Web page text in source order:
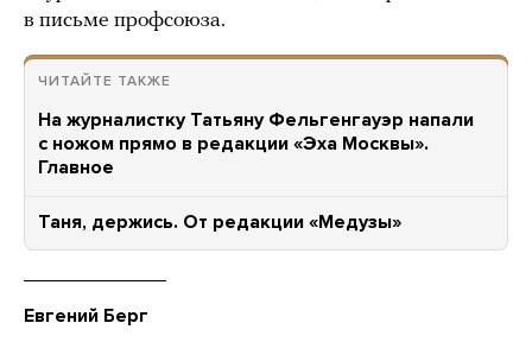
в письме профсоюза.
ЧИТАЙТЕ ТАКЖЕ
На журналистку Татьяну Фельгенгауэр напали
с ножом прямо в редакции «Эха Москвы».
Главное
Таня, держись. От редакции «Медузы»
Евгений Берг